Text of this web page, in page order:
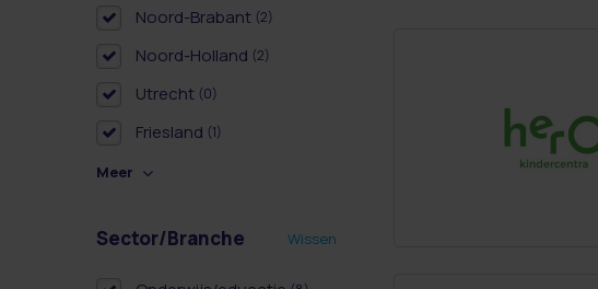
Noord-Brabant (2)
Noord-Holland (2)
Utrecht (0)
Friesland (1)
Meer
Sector/Branche Wissen